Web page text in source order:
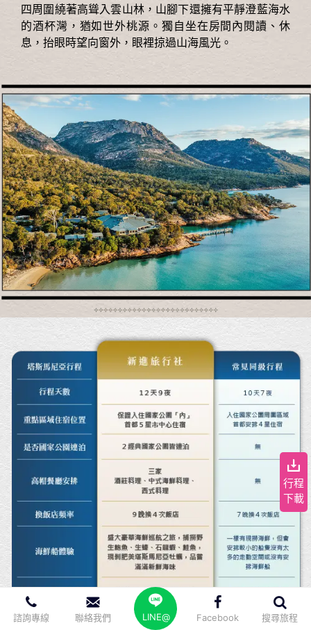
諮詢專線 聯絡我們 LINE@ Facebook 搜尋旅程
四周圍繞著高聳入雲山林，山腳下還擁有平靜澄藍海水
的酒杯灣，猶如世外桃源。獨自坐在房間內閱讀、休
息，抬眼時望向窗外，眼裡掠過山海風光。
行程
下載